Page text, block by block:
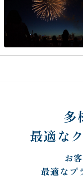
多
最適な
お
最適なプ